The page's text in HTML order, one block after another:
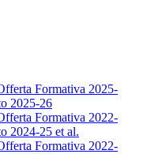
Formativa 2025-
2025-26
Formativa 2022-
2024-25 et al.
Formativa 2022-